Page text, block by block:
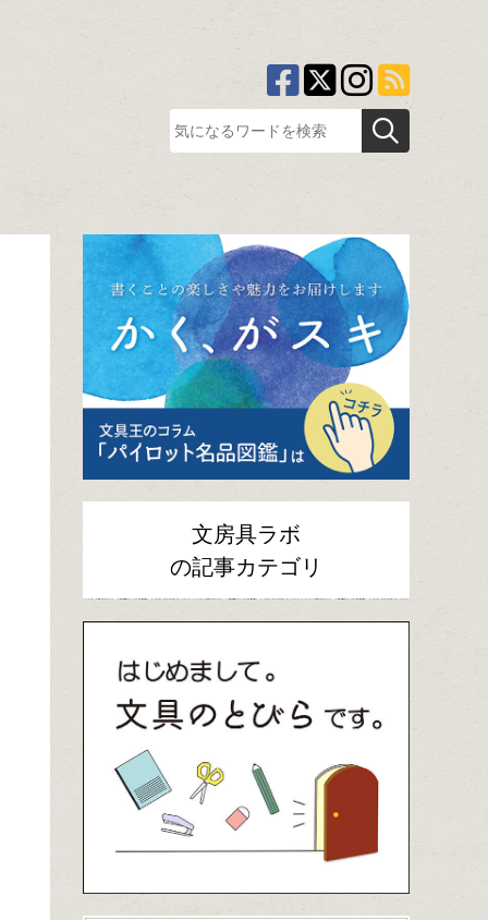
文房具ラボ
の記事カテゴリ